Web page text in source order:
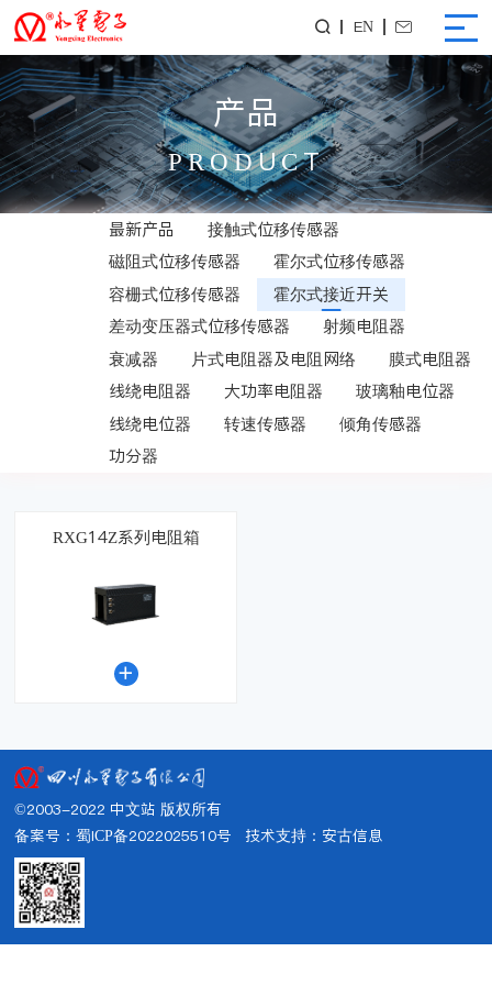
 EN 
产品
PRODUCT
最新产品
接触式位移传感器
磁阻式位移传感器
霍尔式位移传感器
容栅式位移传感器
霍尔式接近开关
差动变压器式位移传感器
射频电阻器
衰减器
片式电阻器及电阻网络
膜式电阻器
线绕电阻器
大功率电阻器
玻璃釉电位器
线绕电位器
转速传感器
倾角传感器
功分器
RXG14Z系列电阻箱

©2003-2022 中文站 版权所有
备案号：蜀ICP备2022025510号 技术支持： 安古信息